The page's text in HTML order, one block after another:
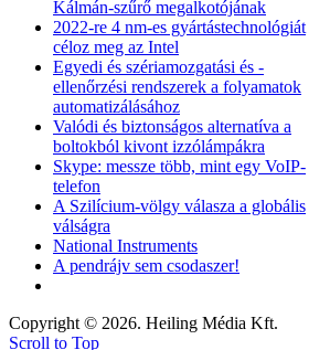
Kálmán-szűrő megalkotójának
2022-re 4 nm-es gyártástechnológiát
céloz meg az Intel
Egyedi és szériamozgatási és -
ellenőrzési rendszerek a folyamatok
automatizálásához
Valódi és biztonságos alternatíva a
boltokból kivont izzólámpákra
Skype: messze több, mint egy VoIP-
telefon
A Szilícium-völgy válasza a globális
válságra
National Instruments
A pendrájv sem csodaszer!
Copyright © 2026. Heiling Média Kft.
Scroll to Top